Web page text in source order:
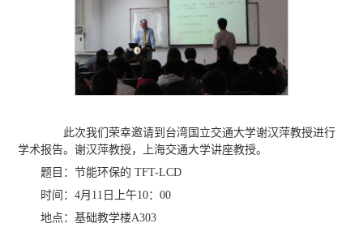
此次我们荣幸邀请到台湾国立交通大学谢汉萍教授进行
学术报告。谢汉萍教授，上海交通大学讲座教授。
题目：节能环保的 TFT-LCD
时间：4月11日上午10：00
地点：基础教学楼A303